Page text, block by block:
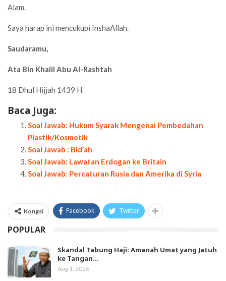
Alam.
Saya harap ini mencukupi InshaAllah.
Saudaramu,
Ata Bin Khalil Abu Al-Rashtah
18 Dhul Hijjah 1439 H
Baca Juga:
Soal Jawab: Hukum Syarak Mengenai Pembedahan
Plastik/Kosmetik
Soal Jawab : Bid’ah
Soal Jawab: Lawatan Erdogan ke Britain
Soal Jawab: Percaturan Rusia dan Amerika di Syria
Kongsi Facebook Twitter
POPULAR
Skandal Tabung Haji: Amanah Umat yang Jatuh
ke Tangan…
Aug 1, 2026